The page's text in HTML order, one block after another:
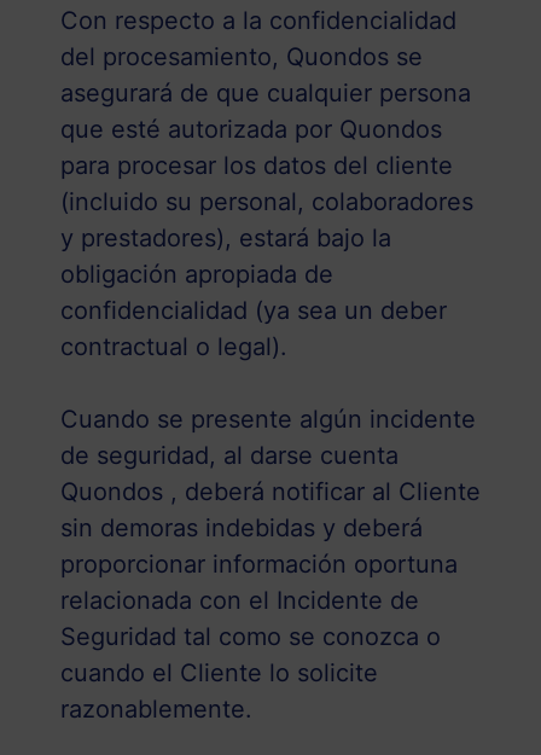
Con respecto a la confidencialidad
del procesamiento, Quondos se
asegurará de que cualquier persona
que esté autorizada por Quondos
para procesar los datos del cliente
(incluido su personal, colaboradores
y prestadores), estará bajo la
obligación apropiada de
confidencialidad (ya sea un deber
contractual o legal).
Cuando se presente algún incidente
de seguridad, al darse cuenta
Quondos , deberá notificar al Cliente
sin demoras indebidas y deberá
proporcionar información oportuna
relacionada con el Incidente de
Seguridad tal como se conozca o
cuando el Cliente lo solicite
razonablemente.